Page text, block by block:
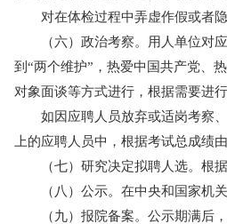
对在体检过程中弄虚作假或者隐
（六）政治考察。用人单位对应
到“两个维护”，热爱中国共产党、
对象面谈等方式进行，根据需要进
如因应聘人员放弃或适岗考察、
上的应聘人员中，根据考试总成绩
（七）研究决定拟聘人选。根据
（八）公示。在中央和国家机关
（九）报院备案。公示期满后，